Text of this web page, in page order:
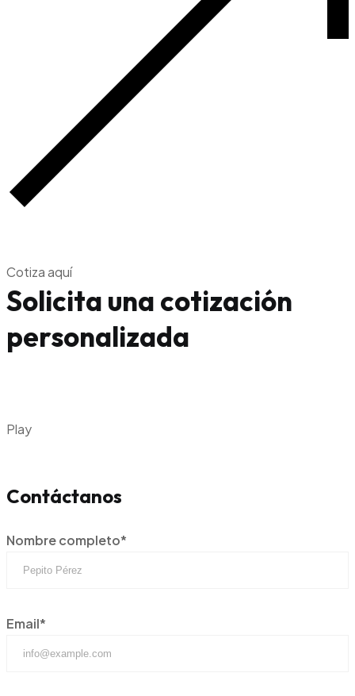
Cotiza aquí
Solicita una cotización
personalizada
Play
Contáctanos
Nombre completo*
Email*